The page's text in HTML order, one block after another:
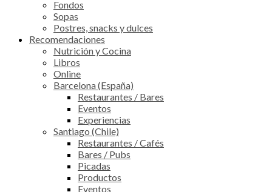
Fondos
Sopas
Postres, snacks y dulces
Recomendaciones
Nutrición y Cocina
Libros
Online
Barcelona (España)
Restaurantes / Bares
Eventos
Experiencias
Santiago (Chile)
Restaurantes / Cafés
Bares / Pubs
Picadas
Productos
Eventos